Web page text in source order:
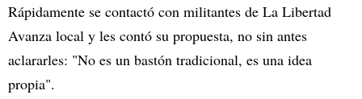
Rápidamente se contactó con militantes de La Libertad
Avanza local y les contó su propuesta, no sin antes
aclararles: "No es un bastón tradicional, es una idea
propia".